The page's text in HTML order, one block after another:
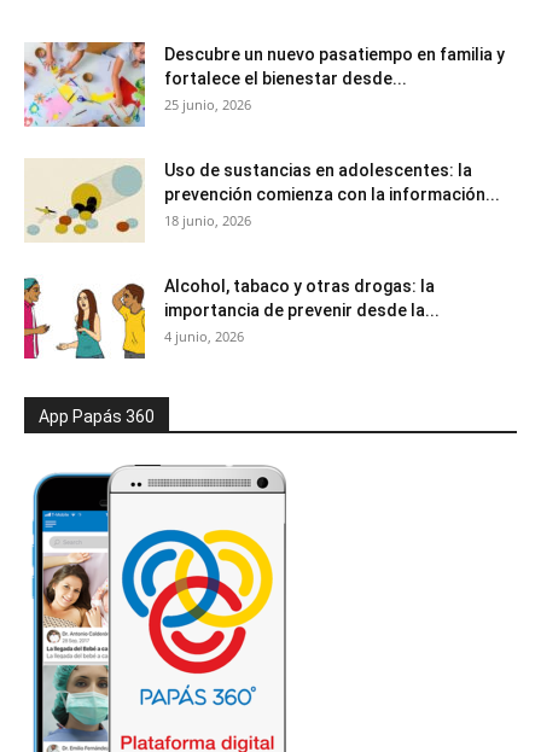
Descubre un nuevo pasatiempo en familia y
fortalece el bienestar desde...
25 junio, 2026
Uso de sustancias en adolescentes: la
prevención comienza con la información...
18 junio, 2026
Alcohol, tabaco y otras drogas: la
importancia de prevenir desde la...
4 junio, 2026
App Papás 360